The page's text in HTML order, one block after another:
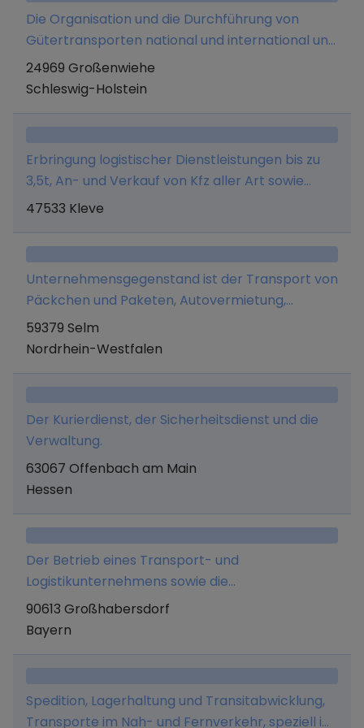
Die Organisation und die Durchführung von
Gütertransporten national und international und
Logistik.
24969 Großenwiehe
Schleswig-Holstein
Erbringung logistischer Dienstleistungen bis zu
3,5t, An- und Verkauf von Kfz aller Art sowie
Import und Export freier Güter und aller damit
Tätigkeiten
47533 Kleve
Unternehmensgegenstand ist der Transport von
Päckchen und Paketen, Autovermietung,
Autoaufbereitung, Aufstellen von
Elektrokleingeräten (steckerfertiges
59379 Selm
Nordrhein-Westfalen
Der Kurierdienst, der Sicherheitsdienst und die
Verwaltung.
63067 Offenbach am Main
Hessen
Der Betrieb eines Transport- und
Logistikunternehmens sowie die
Fahrzeugvermietung an Selbstfahrer.
90613 Großhabersdorf
Bayern
Spedition, Lagerhaltung und Transitabwicklung,
Transporte im Nah- und Fernverkehr, speziell im